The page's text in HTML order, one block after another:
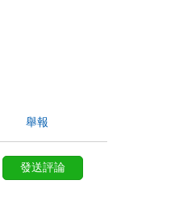
舉報
發送評論